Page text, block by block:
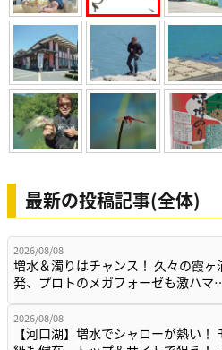
最新の投稿記事(全体)
2026/08/08
増水＆濁りはチャンス！ 久々の霞ヶ
発、プロトのメガフォーゼも激ハマ
2026/08/08
【河口湖】増水でシャローが熱い！